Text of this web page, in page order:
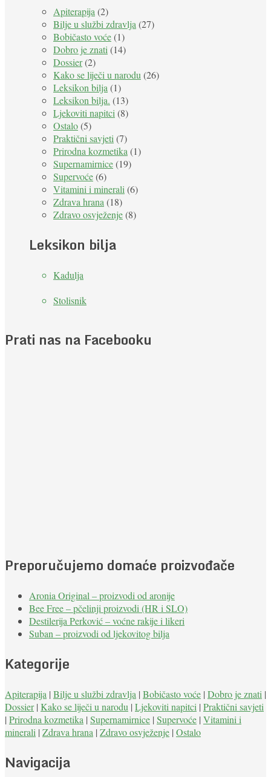
Apiterapija (2)
Bilje u službi zdravlja (27)
Bobičasto voće(1)
Dobro je znati (14)
Dossier(2)
Kako se liječi u narodu (26)
Leksikon bilja (1)
Leksikon bilja. (13)
Ljekoviti napitci (8)
Ostalo(5)
Praktični savjeti (7)
Prirodna kozmetika (1)
Supernamirnice(19)
Supervoće(6)
Vitamini i minerali (6)
Zdrava hrana (18)
Zdravo osvježenje(8)
Leksikon bilja
Kadulja
Stolisnik
Prati nas na Facebooku
Preporučujemo domaće proizvođače
Aronia Original – proizvodi od aronije
Bee Free – pčelinji proizvodi (HR i SLO)
Destilerija Perković – voćne rakije i likeri
Suban – proizvodi od ljekovitog bilja
Kategorije
Apiterapija | Bilje u službi zdravlja | Bobičasto voće | Dobro je znati |
Dossier| Kako se liječi u narodu | Ljekoviti napitci | Praktični savjeti
| Prirodna kozmetika | Supernamirnice | Supervoće | Vitamini i
minerali | Zdrava hrana | Zdravo osvježenje | Ostalo
Navigacija